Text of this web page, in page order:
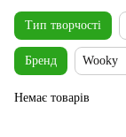
Тип творчості
Бренд Wooky
Немає товарів